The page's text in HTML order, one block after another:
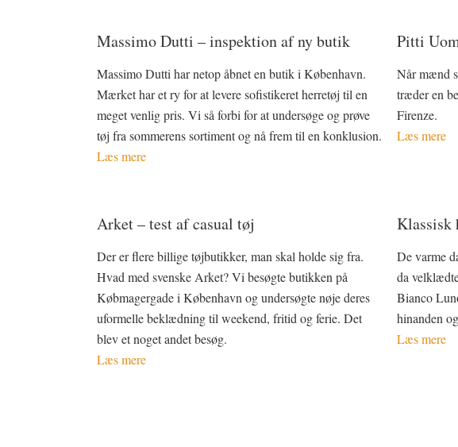
Massimo Dutti – inspektion af ny butik
Massimo Dutti har netop åbnet en butik i København.
Mærket har et ry for at levere sofistikeret herretøj til en
meget venlig pris. Vi så forbi for at undersøge og prøve
tøj fra sommerens sortiment og nå frem til en konklusion.
Læs mere
Pitti
Når mænd
træder en
Firenze.
Læs mere
Arket – test af casual tøj
Der er flere billige tøjbutikker, man skal holde sig fra.
Hvad med svenske Arket? Vi besøgte butikken på
Købmagergade i København og undersøgte nøje deres
uformelle beklædning til weekend, fritid og ferie. Det
blev et noget andet besøg.
Læs mere
Klassisk
De varme
da
Bianco
hinanden
Læs mere